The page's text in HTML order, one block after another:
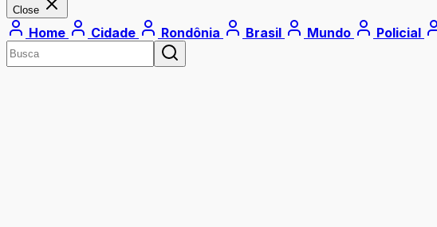
Close
Home Cidade Rondônia Brasil Mundo Policial